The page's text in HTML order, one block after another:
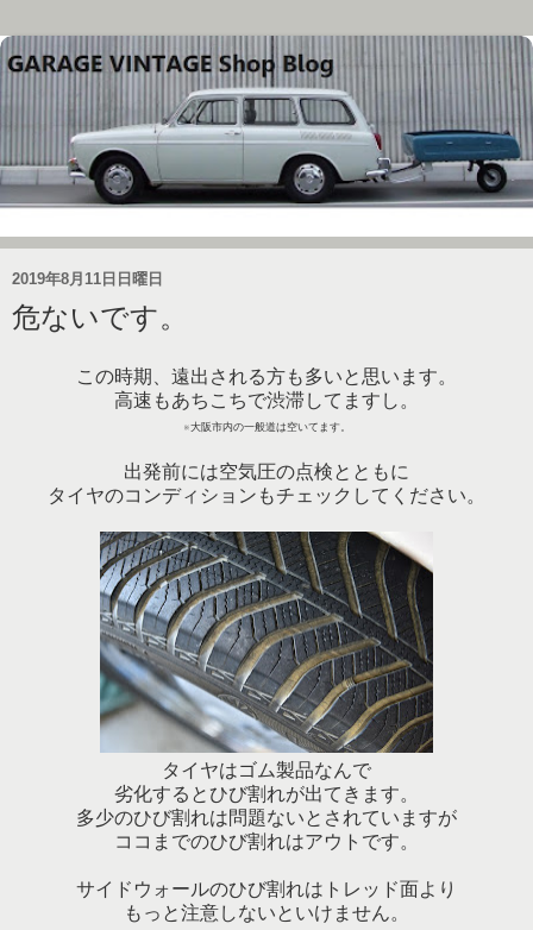
2019年8月11日日曜日
危ないです。
この時期、遠出される方も多いと思います。
高速もあちこちで渋滞してますし。
※大阪市内の一般道は空いてます。
出発前には空気圧の点検とともに
タイヤのコンディションもチェックしてください。
タイヤはゴム製品なんで
劣化するとひび割れが出てきます。
多少のひび割れは問題ないとされていますが
ココまでのひび割れはアウトです。
サイドウォールのひび割れはトレッド面より
もっと注意しないといけません。